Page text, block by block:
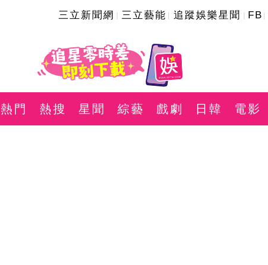
三立新聞網 三立藝能 追蹤娛樂星聞 FB
熱門 熱搜 星聞 綜藝 戲劇 日韓 電影